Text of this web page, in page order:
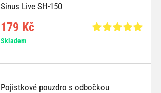
Sinus Live SH-150
179 Kč
Skladem
Pojistkové pouzdro s odbočkou